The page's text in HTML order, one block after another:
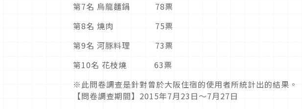
第7名 烏龍麵鍋 78票
第8名 燒肉 75票
第9名 河豚料理 73票
第10名 花枝燒 63票
※此問卷調查是針對曾於大阪住宿的使用者所統計出的結果。
【問卷調查期間】2015年7月23日～7月27日